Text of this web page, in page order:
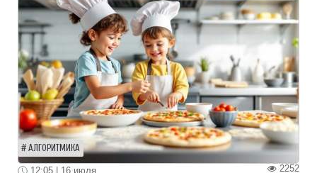
АЛГОРИТМИКА
2252
12:05 | 16 июля